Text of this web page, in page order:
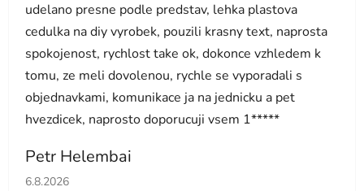
udelano presne podle predstav, lehka plastova
cedulka na diy vyrobek, pouzili krasny text, naprosta
spokojenost, rychlost take ok, dokonce vzhledem k
tomu, ze meli dovolenou, rychle se vyporadali s
objednavkami, komunikace ja na jednicku a pet
hvezdicek, naprosto doporucuji vsem 1*****
Petr Helembai
Hodnocení obchodu je 5 z 5 hvězdiček.
6.8.2026